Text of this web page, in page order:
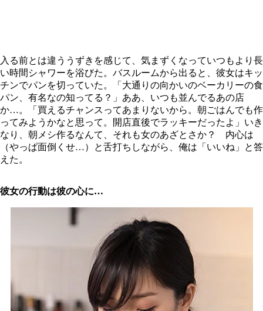
入る前とは違ううずきを感じて、気まずくなっていつもより長
い時間シャワーを浴びた。バスルームから出ると、彼女はキッ
チンでパンを切っていた。「大通りの向かいのベーカリーの食
パン、有名なの知ってる？」ああ、いつも並んでるあの店
か…。「買えるチャンスってあまりないから。朝ごはんでも作
ってみようかなと思って。開店直後でラッキーだったよ」いき
なり、朝メシ作るなんて、それも女のあざとさか？ 内心は
（やっぱ面倒くせ…）と舌打ちしながら、俺は「いいね」と答
えた。
彼女の行動は彼の心に…